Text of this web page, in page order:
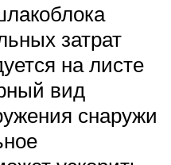
затрат
на листе
вид
снаружи